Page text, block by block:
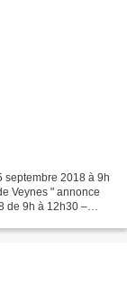
septembre 2018 à 9h
Veynes " annonce
de 9h à 12h30 –